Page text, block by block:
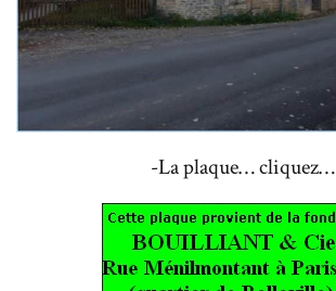
-La plaque… cliquez…